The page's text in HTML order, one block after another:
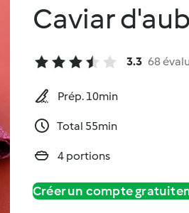
Caviar
3.3 68
Prép. 10min
Total 55min
4 portions
Créer un compte